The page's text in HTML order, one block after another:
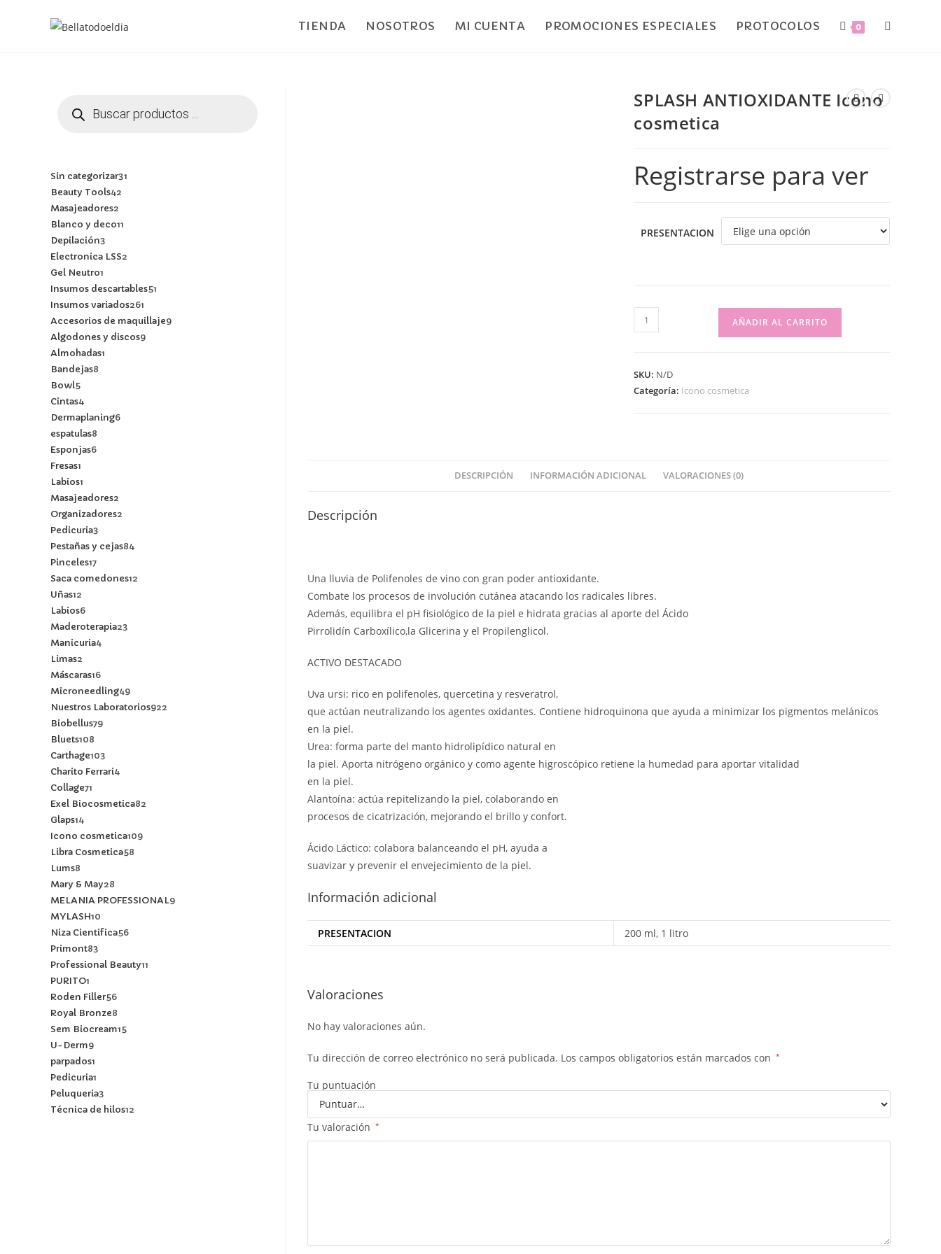
TIENDA NOSOTROS MI CUENTA PROMOCIONES ESPECIALES PROTOCOLOS 0
SPLASH ANTIOXIDANTE Icono
cosmetica
Registrarse para ver
PRESENTACION
AÑADIR AL CARRITO
SKU: N/D
Categoría: Icono cosmetica
DESCRIPCIÓN INFORMACIÓN ADICIONAL VALORACIONES (0)
Descripción
Una lluvia de Polifenoles de vino con gran poder antioxidante.
Combate los procesos de involución cutánea atacando los radicales libres.
Además, equilibra el pH fisiológico de la piel e hidrata gracias al aporte del Ácido
Pirrolidín Carboxílico,la Glicerina y el Propilenglicol.
ACTIVO DESTACADO
Uva ursi: rico en polifenoles, quercetina y resveratrol,
que actúan neutralizando los agentes oxidantes. Contiene hidroquinona que ayuda a minimizar los pigmentos melánicos
en la piel.
Urea: forma parte del manto hidrolipídico natural en
la piel. Aporta nitrógeno orgánico y como agente higroscópico retiene la humedad para aportar vitalidad
en la piel.
Alantoína: actúa repitelizando la piel, colaborando en
procesos de cicatrización, mejorando el brillo y confort.
Ácido Láctico: colabora balanceando el pH, ayuda a
suavizar y prevenir el envejecimiento de la piel.
Información adicional
PRESENTACION 200 ml, 1 litro
Valoraciones
No hay valoraciones aún.
Tu dirección de correo electrónico no será publicada. Los campos obligatorios están marcados con *
Tu puntuación
Tu valoración *
Sin categorizar31
Beauty Tools42
Masajeadores2
Blanco y deco11
Depilación3
Electronica LSS2
Gel Neutro1
Insumos descartables51
Insumos variados261
Accesorios de maquillaje9
Algodones y discos9
Almohadas1
Bandejas8
Bowl5
Cintas4
Dermaplaning6
espatulas8
Esponjas6
Fresas1
Labios1
Masajeadores2
Organizadores2
Pedicuria3
Pestañas y cejas84
Pinceles17
Saca comedones12
Uñas12
Labios6
Maderoterapia23
Manicuria4
Limas2
Máscaras16
Microneedling49
Nuestros Laboratorios922
Biobellus79
Bluets108
Carthage103
Charito Ferrari4
Collage71
Exel Biocosmetica82
Glaps14
Icono cosmetica109
Libra Cosmetica58
Lums8
Mary & May28
MELANIA PROFESSIONAL9
MYLASH10
Niza Cientifica56
Primont83
Professional Beauty11
PURITO1
Roden Filler56
Royal Bronze8
Sem Biocream15
U-Derm9
parpados1
Pedicuria1
Peluqueria3
Técnica de hilos12